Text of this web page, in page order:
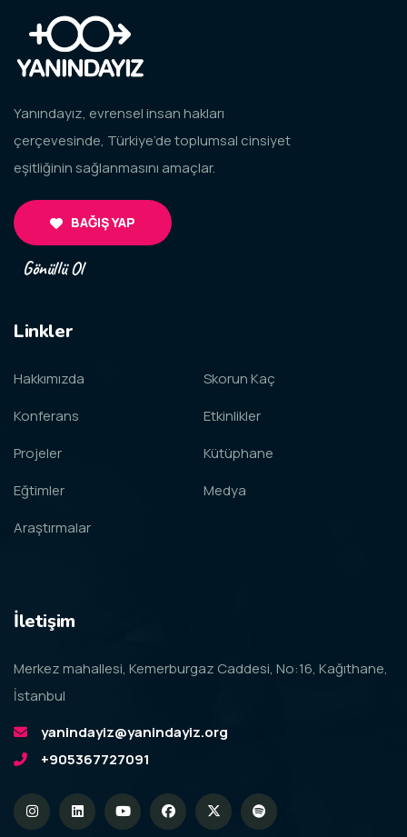
Yanındayız, evrensel insan hakları
çerçevesinde, Türkiye’de toplumsal cinsiyet
eşitliğinin sağlanmasını amaçlar.
BAĞIŞ YAP
Gönüllü Ol
Linkler
Hakkımızda
Konferans
Projeler
Eğtimler
Araştırmalar
Skorun Kaç
Etkinlikler
Kütüphane
Medya
İletişim
Merkez mahallesi, Kemerburgaz Caddesi, No:16, Kağıthane,
İstanbul
yanindayiz@yanindayiz.org
+905367727091